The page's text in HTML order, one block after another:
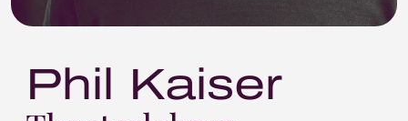
Phil Kaiser